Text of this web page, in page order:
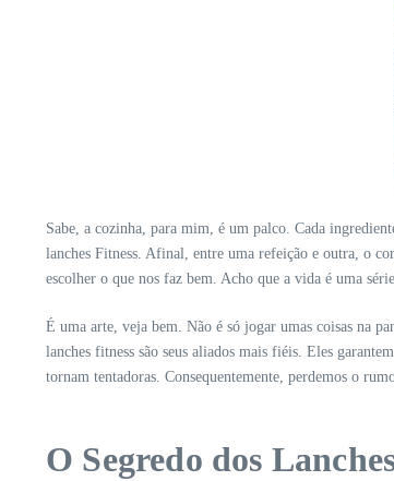
Sabe, a cozinha, para mim, é um palco. Cada
lanches Fitness. Afinal, entre uma refeição e outra, o
escolher o que nos faz bem. Acho que a vida é uma
É uma arte, veja bem. Não é só jogar umas coisas na
lanches fitness são seus aliados mais fiéis. Eles
tornam tentadoras. Consequentemente, perdemos o
O Segredo dos